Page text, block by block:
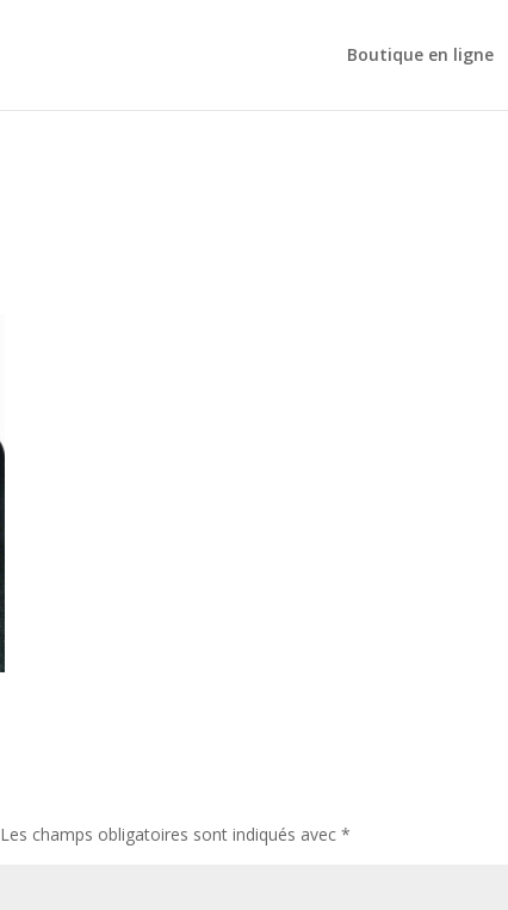
Boutique en ligne
Les champs obligatoires sont indiqués avec*